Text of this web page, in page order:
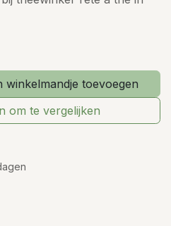
winkelmandje toevoegen
om te vergelijken